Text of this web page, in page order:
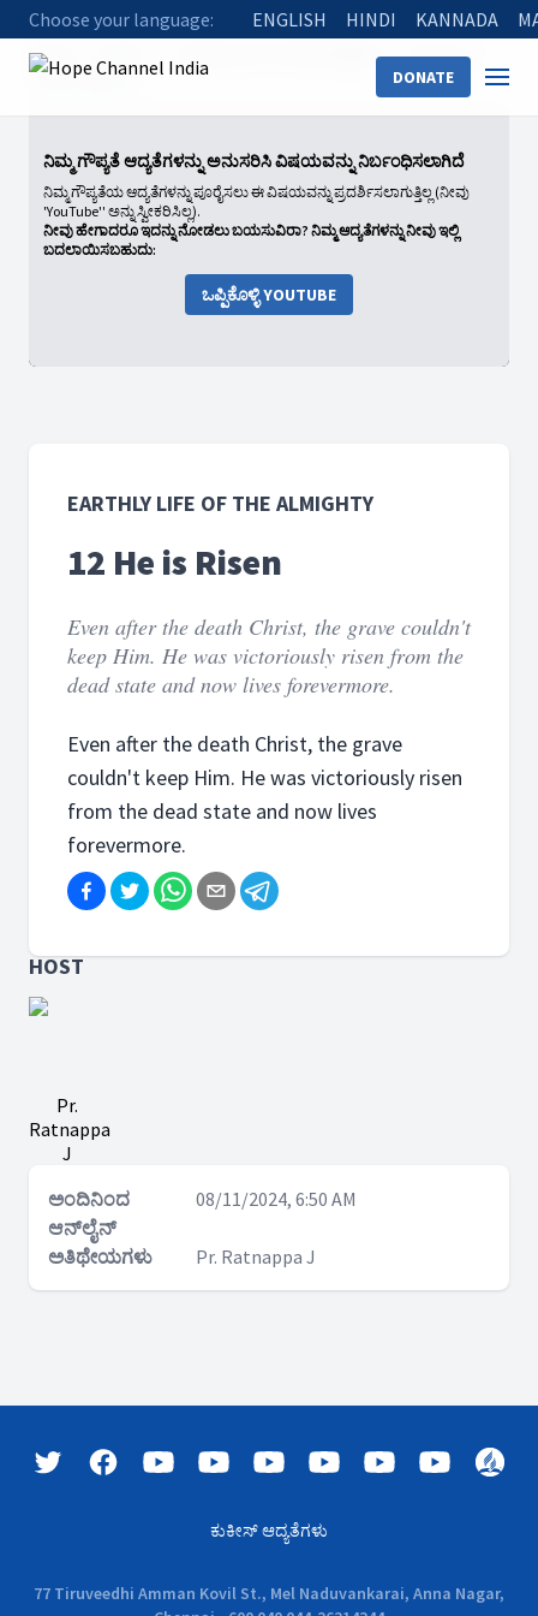
Choose your language: ENGLISH HINDI KANNADA
DONATE
Home Earthly Life of the Almighty
Season 2
12 He is Risen
ನಿಮ್ಮ ಗೌಪ್ಯತೆ ಆದ್ಯತೆಗಳನ್ನು ಅನುಸರಿಸಿ ವಿಷಯವನ್ನು ನಿರ್ಬಂಧಿಸಲಾಗಿದೆ
ನಿಮ್ಮ ಗೌಪ್ಯತೆಯ ಆದ್ಯತೆಗಳನ್ನು ಪೂರೈಸಲು ಈ ವಿಷಯವನ್ನು ಪ್ರದರ್ಶಿಸಲಾಗುತ್ತಿಲ್ಲ (ನೀವು
'YouTube'' ಅನ್ನು ಸ್ವೀಕರಿಸಿಲ್ಲ).
ನೀವು ಹೇಗಾದರೂ ಇದನ್ನು ನೋಡಲು ಬಯಸುವಿರಾ? ನಿಮ್ಮ ಆದ್ಯತೆಗಳನ್ನು ನೀವು ಇಲ್ಲಿ
ಬದಲಾಯಿಸಬಹುದು:
ಒಪ್ಪಿಕೊಳ್ಳಿ YOUTUBE
EARTHLY LIFE OF THE ALMIGHTY
12 He is Risen
Even after the death Christ, the grave couldn't
keep Him. He was victoriously risen from the
dead state and now lives forevermore.
Even after the death Christ, the grave
couldn't keep Him. He was victoriously risen
from the dead state and now lives
forevermore.
HOST
Pr.
Ratnappa
J
ಅಂದಿನಿಂದ
ಆನ್‌ಲೈನ್
08/11/2024, 6:50 AM
ಅತಿಥೇಯಗಳು Pr. Ratnappa J
ಕುಕೀಸ್ ಆದ್ಯತೆಗಳು
77 Tiruveedhi Amman Kovil St., Mel Naduvankarai, Anna Nagar,